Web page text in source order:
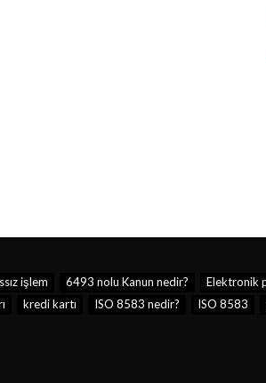
işlem 6493 nolu Kanun nedir? Elektronik
kredi kartı ISO 8583 nedir? ISO 8583